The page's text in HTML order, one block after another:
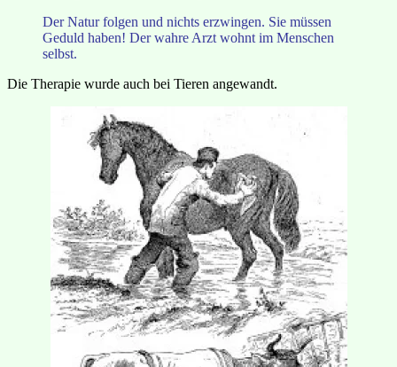
Der Natur folgen und nichts erzwingen. Sie müssen
Geduld haben! Der wahre Arzt wohnt im Menschen
selbst.
Die Therapie wurde auch bei Tieren angewandt.